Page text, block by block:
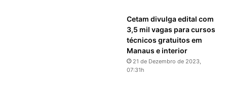
Cetam divulga edital com
3,5 mil vagas para cursos
técnicos gratuitos em
Manaus e interior
21 de Dezembro de 2023,
07:31h